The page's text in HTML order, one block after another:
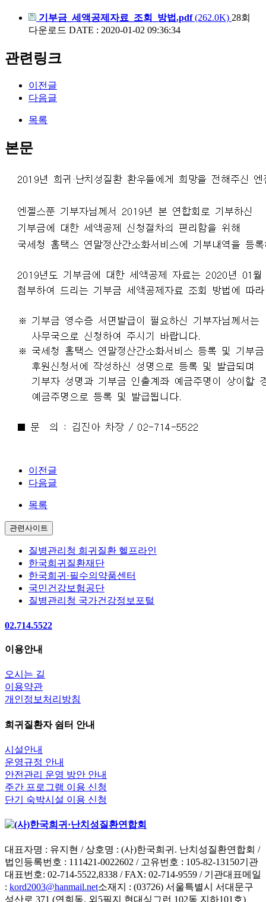
기부금_세액공제자료_조회_방법.pdf(262.0K) 28회
다운로드 DATE : 2020-01-02 09:36:34
관련링크
이전글
다음글
목록
본문
이전글
다음글
목록
관련사이트
질병관리청 희귀질환 헬프라인
한국희귀질환재단
한국희귀·필수의약품센터
국민건강보험공단
질병관리청 국가건강정보포털
02.714.5522
이용안내
오시는 길
이용약관
개인정보처리방침
희귀질환자 쉼터 안내
시설안내
운영규정 안내
안전관리 운영 방안 안내
주간 프로그램 이용 신청
단기 숙박시설 이용 신청
대표자명 : 유지현 / 상호명 : (사)한국희귀. 난치성질환연합회 /
법인등록번호 : 111421-0022602 / 고유번호 : 105-82-13150기관
대표번호: 02-714-5522,8338 / FAX: 02-714-9559 / 기관대표메일
: kord2003@hanmail.net소재지 : (03726) 서울특별시 서대문구
성산로 371 (연희동, 외5필지 현대싱그런 102동 지하101호)